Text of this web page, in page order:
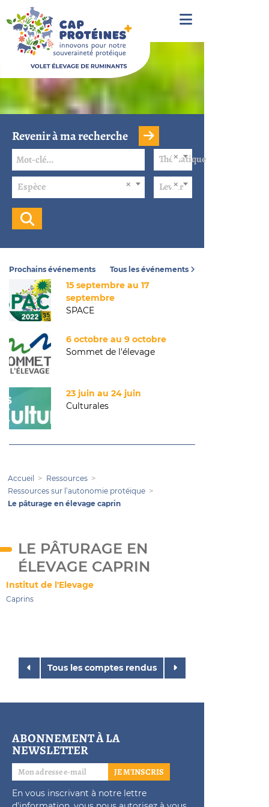
Revenir à ma recherche
Thématique
Espèce Levier
Prochains événements
15 septembre au 17
septembre
SPACE
6 octobre au 9 octobre
Sommet de l'élevage
23 juin au 24 juin
Culturales
Tous les événements
Accueil
Ressources
Ressources sur l’autonomie protéique
Le pâturage en élevage caprin
LE PÂTURAGE EN
ÉLEVAGE CAPRIN
Institut de l'Elevage
Caprins
Tous les comptes rendus
ABONNEMENT À LA
NEWSLETTER
JE M'INSCRIS
En vous inscrivant à notre lettre